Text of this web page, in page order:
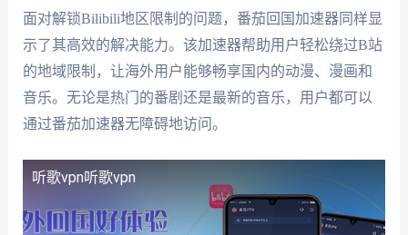
面对解锁Bilibili地区限制的问题，番茄回国加速器同样显
示了其高效的解决能力。该加速器帮助用户轻松绕过B站
的地域限制，让海外用户能够畅享国内的动漫、漫画和
音乐。无论是热门的番剧还是最新的音乐，用户都可以
通过番茄加速器无障碍地访问。
听歌vpn听歌vpn